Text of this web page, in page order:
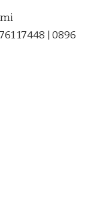
17448 | 0896